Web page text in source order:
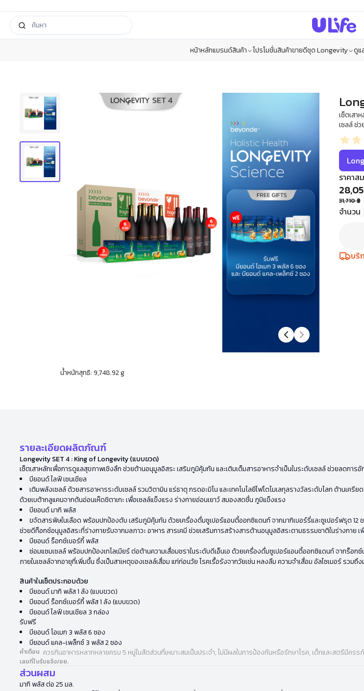
หน้าหลักแบรนด์สินค้า โปรโมชั่นสินค้าขายดีชุด Longevity ดูแ
น้ำหนักสุทธิ: 9,748.92 g
เซ็ตเสา
เซลล์ ช่
ราคาส
31,710 ฿
จำนวน
บริ
รายละเอียดผลิตภัณฑ์
Longevity SET 4 : King of Longevity (แบบขวด)
เซ็ตเสาหลักเพื่อการดูแลสุขภาพเชิงลึก ช่วยต้านอนุมูลอิสระ เสริมภูมิคุ้มกัน และเติมเต็มสารอาหารจำเป็นในระดับเซลล์ ช่วยลด
บียอนด์ ไลฟ์ เซนเชียล
เติมพลังเซลล์ ด้วยสารอาหารระดับเซลล์ รวมวิตามิน แร่ธาตุ กรดอะมิโน และเทคโนโลยีไฟโตโมเลกุลรางวัลระดับโลก ต้านเค
ด้วยเบต้ากลูแคนจากต้นอ่อนเห็ดชิตาเกะ เพื่อเซลล์แข็งแรง ร่างกายอ่อนเยาว์ สมองสดชื่น ภูมิแข็งแรง
บียอนด์ มากิ พลัส
ขจัดสารพิษในเลือด พร้อมปกป้องตับ เสริมภูมิคุ้มกัน ด้วยเครื่องดื่มซูเปอร์แอนตี้ออกซิแดนท์ จากมากิเบอร์รี่และซูเปอร์ฟรุต 12
ช่วยดีท็อกซ์อนุมูลอิสระที่ร่างกายรับจากมลภาวะ อาหาร สารเคมี ช่วยเสริมการสร้างสารต้านอนุมูลอิสระตามธรรมชาติในร่างก
บียอนด์ ร็อกซ์เบอร์กี้ พลัส
ซ่อมแซมเซลล์ พร้อมปกป้องเทโลเมียร์ ต่อต้านความเสื่อมชราในระดับดีเอ็นเอ ด้วยเครื่องดื่มซูเปอร์แอนตี้ออกซิแดนท์ จากร็อ
ภายในเซลล์จากอายุที่เพิ่มขึ้น ซึ่งเป็นสาเหตุของเซลล์เสื่อม แก่ก่อนวัย โรคเรื้อรังจากวัยเช่น หลงลืม ความจำเสื่อม อัลไซเมอร์ รวม
สินค้าในเซ็ตประกอบด้วย
บียอนด์ มากิ พลัส 1 ลัง (แบบขวด)
บียอนด์ ร็อกซ์เบอร์กี้ พลัส 1 ลัง (แบบขวด)
บียอนด์ ไลฟ์ เซนเชียล 3 กล่อง
รับฟรี
บียอนด์ โอเมก 3 พลัส 6 ซอง
บียอนด์ แคล-เพล็กซ์ 3 พลัส 2 ซอง
คำเตือน ควรกินอาหารหลากหลายครบ 5 หมู่ในสัดส่วนที่เหมาะสมเป็นประจำ, ไม่มีผลในการป้องกันหรือรักษาโรค, เด็กและสตรีมีครร
เลขที่ใบรับแจ้ง/อย.
ส่วนผสม
มากิ พลัส ต่อ 25 มล.